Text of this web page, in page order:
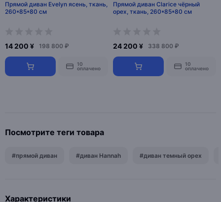
Прямой диван Evelyn ясень, ткань,
260*85*80 см
14 200 ¥ 198 800 ₽
10
оплачено
Прямой диван Clarice чёрный
орех, ткань, 260*85*80 см
24 200 ¥ 338 800 ₽
10
оплачено
Посмотрите теги товара
#прямой диван #диван Hannah #диван темный орех
Характеристики